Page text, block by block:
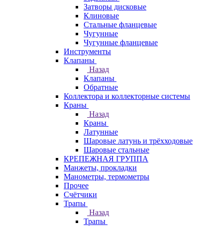
Затворы дисковые
Клиновые
Стальные фланцевые
Чугунные
Чугунные фланцевые
Инструменты
Клапаны
Назад
Клапаны
Обратные
Коллектора и коллекторные системы
Краны
Назад
Краны
Латунные
Шаровые латунь и трёхходовые
Шаровые стальные
КРЕПЕЖНАЯ ГРУППА
Манжеты, прокладки
Манометры, термометры
Прочее
Счётчики
Трапы
Назад
Трапы